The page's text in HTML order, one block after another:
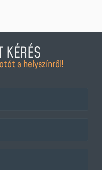
KÉRÉS
a helyszínről!